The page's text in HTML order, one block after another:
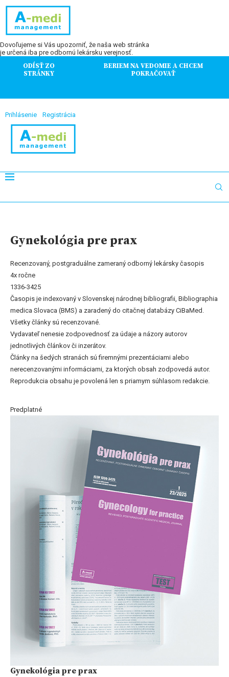
Dovoľujeme si Vás upozorniť, že naša web stránka
je určená iba pre odbornú lekársku verejnosť.
ODÍSŤ ZO
STRÁNKY
BERIEM NA VEDOMIE A CHCEM
POKRAČOVAŤ
Prihlásenie Registrácia
Gynekológia pre prax
Recenzovaný, postgraduálne zameraný odborný lekársky časopis
4x ročne
1336-3425
Časopis je indexovaný v Slovenskej národnej bibliografii, Bibliographia
medica Slovaca (BMS) a zaradený do citačnej databázy CiBaMed.
Všetky články sú recenzované.
Vydavateľ nenesie zodpovednosť za údaje a názory autorov
jednotlivých článkov či inzerátov.
Články na šedých stranách sú firemnými prezentáciami alebo
nerecenzovanými informáciami, za ktorých obsah zodpovedá autor.
Reprodukcia obsahu je povolená len s priamym súhlasom redakcie.
Predplatné
Gynekológia pre prax